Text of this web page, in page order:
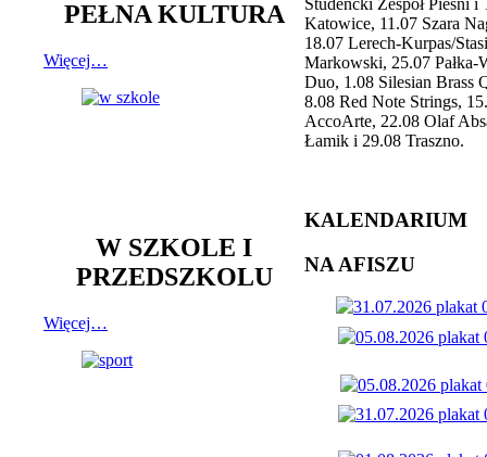
PEŁNA KULTURA
Więcej…
W SZKOLE I
PRZEDSZKOLU
Więcej…
Studencki Zespół Pieśni i
Katowice, 11.07 Szara
18.07 Lerech-Kurpas/
Markowski, 25.07 Pałka-
Duo, 1.08 Silesian Brass
8.08 Red Note Strings,
AccoArte, 22.08 Olaf
Łamik i 29.08 Traszno.
KALENDARIUM
NA AFISZU